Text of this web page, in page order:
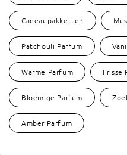
Cadeaupakketten
Patchouli Parfum
Warme Parfum Frisse
Bloemige Parfum
Amber Parfum